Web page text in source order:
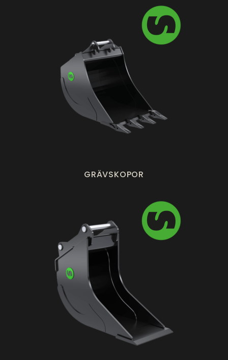
GRÄVSKOPOR